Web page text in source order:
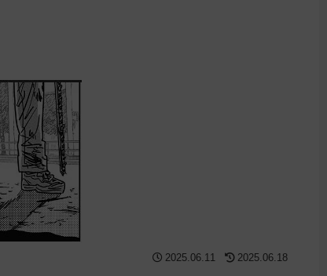
2025.06.11 2025.06.18